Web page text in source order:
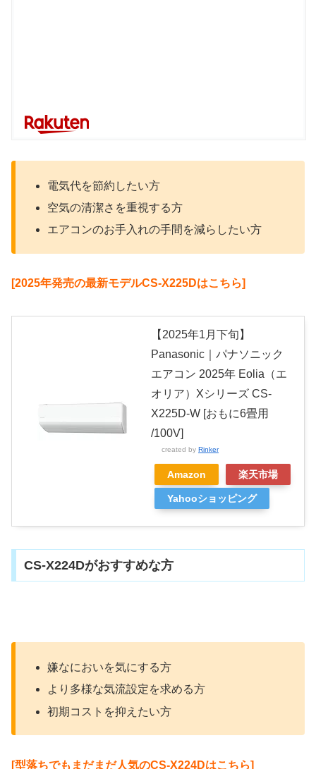
電気代を節約したい方
空気の清潔さを重視する方
エアコンのお手入れの手間を減らしたい方
[2025年発売の最新モデルCS-X225Dはこちら]
【2025年1月下旬】
Panasonic｜パナソニック
エアコン 2025年 Eolia（エ
オリア）Xシリーズ CS-
X225D-W [おもに6畳用
/100V]
created by Rinker
Amazon 楽天市場
Yahooショッピング
CS-X224Dがおすすめな方
嫌なにおいを気にする方
より多様な気流設定を求める方
初期コストを抑えたい方
[型落ちでもまだまだ人気のCS-X224Dはこちら]